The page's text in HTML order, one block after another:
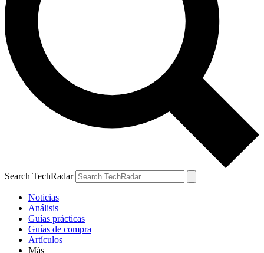
Search TechRadar
Noticias
Análisis
Guías prácticas
Guías de compra
Artículos
Más